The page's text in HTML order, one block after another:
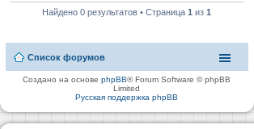
Найдено 0 результатов • Страница1 из1
Список форумов
Создано на основеphpBB® Forum Software © phpBB
Limited
Русская поддержка phpBB